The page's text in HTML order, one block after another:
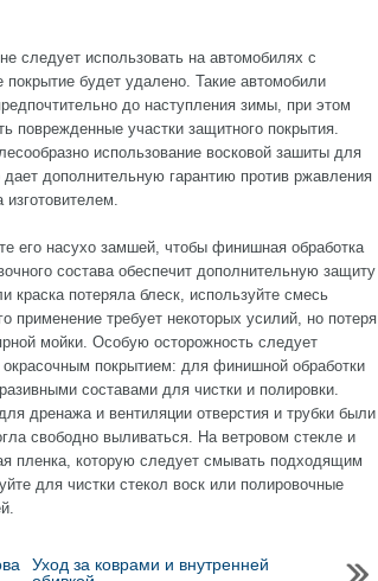
следует использовать на автомобилях с
будет удалено. Такие автомобили
до наступления зимы, при этом
поврежденные участки защитного покрытия.
использование восковой зашиты для
дополнительную гарантию против ржавления
его насухо замшей, чтобы финишная обработка
состава обеспечит дополнительную защиту
потеряла блеск, используйте смесь
применение требует некоторых усилий, но потеря
мойки. Особую осторожность следует
покрытием: для финишной обработки
составами для чистки и полировки.
дренажа и вентиляции отверстия и трубки были
свободно выливаться. На ветровом стекле и
пленка, которую следует смывать подходящим
для чистки стекол воск или полировочные
Уход за коврами и внутренней